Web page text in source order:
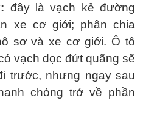
: đây là vạch kẻ đường
xe cơ giới; phân chia
sơ và xe cơ giới. Ô tô
vạch dọc đứt quãng sẽ
trước, nhưng ngay sau
chóng trở về phần